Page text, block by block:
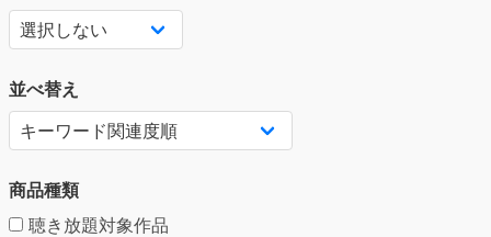
並べ替え
商品種類
聴き放題対象作品